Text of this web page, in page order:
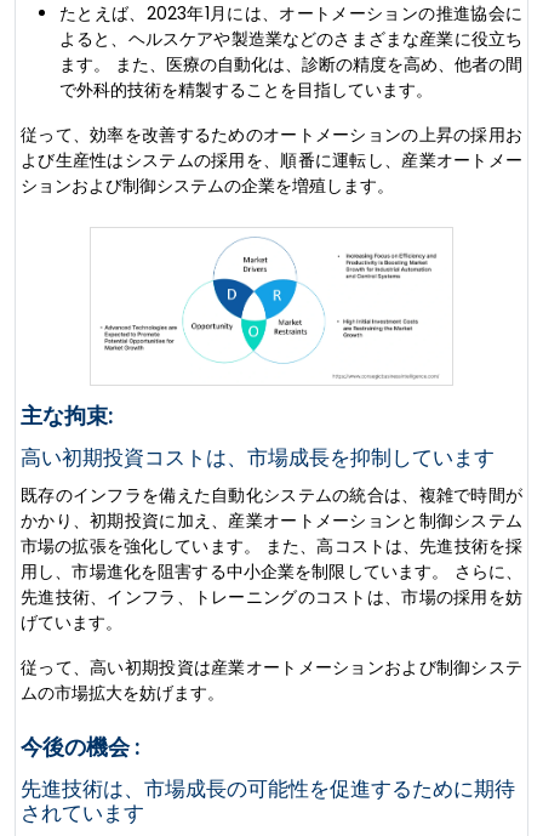
たとえば、2023年1月には、オートメーションの推進協会に
よると、ヘルスケアや製造業などのさまざまな産業に役立ち
ます。 また、医療の自動化は、診断の精度を高め、他者の間
で外科的技術を精製することを目指しています。
従って、効率を改善するためのオートメーションの上昇の採用お
よび生産性はシステムの採用を、順番に運転し、産業オートメー
ションおよび制御システムの企業を増殖します。
主な拘束:
高い初期投資コストは、市場成長を抑制しています
既存のインフラを備えた自動化システムの統合は、複雑で時間が
かかり、初期投資に加え、産業オートメーションと制御システム
市場の拡張を強化しています。 また、高コストは、先進技術を採
用し、市場進化を阻害する中小企業を制限しています。 さらに、
先進技術、インフラ、トレーニングのコストは、市場の採用を妨
げています。
従って、高い初期投資は産業オートメーションおよび制御システ
ムの市場拡大を妨げます。
今後の機会 :
先進技術は、市場成長の可能性を促進するために期待
されています